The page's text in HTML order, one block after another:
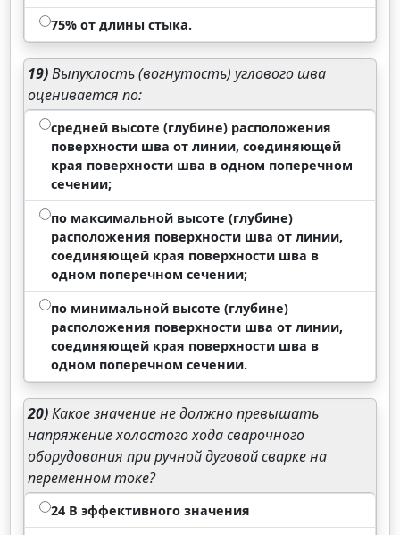
75% от длины стыка.
19)Выпуклость (вогнутость) углового шва
оценивается по:
средней высоте (глубине) расположения
поверхности шва от линии, соединяющей
края поверхности шва в одном поперечном
сечении;
по максимальной высоте (глубине)
расположения поверхности шва от линии,
соединяющей края поверхности шва в
одном поперечном сечении;
по минимальной высоте (глубине)
расположения поверхности шва от линии,
соединяющей края поверхности шва в
одном поперечном сечении.
20)Какое значение не должно превышать
напряжение холостого хода сварочного
оборудования при ручной дуговой сварке на
переменном токе?
24 В эффективного значения